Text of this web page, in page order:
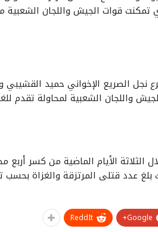
تمكنت قوات الجيش واللجان
الصريع الإخواني حميد القشيبي
واللجان الشعبية لمحاولة تقدم
الأيام الماضية من كسر أربع
عدد قتلى المرتزقة والغزاة
Google+
ReddIt